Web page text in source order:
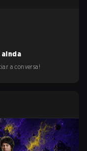
ainda
a conversa!